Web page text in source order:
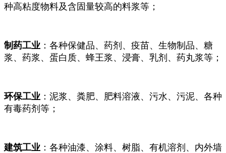
种高粘度物料及含固量较高的料浆等；
制药工业 ：各种保健品、药剂、疫苗、生物制品、糖
浆、药浆、蛋白质、蜂王浆、浸膏、乳剂、药丸浆等；
环保工业 ：泥浆、粪肥、肥料溶液、污水、污泥、各种
有毒药剂等；
建筑工业 ：各种油漆、涂料、树脂、有机溶剂、内外墙